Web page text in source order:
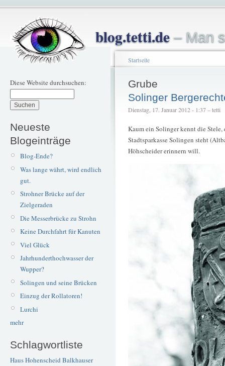
blog.tetti.de– Man
Diese Website durchsuchen:
Neueste
Blogeinträge
Blog-Ende?
Was lange währt, wird endlich
gut.
Strohner Brücke auf der
Zielgeraden
Die Messerbrücke zu Strohn
Keine Durchfahrt für Kanuten
Viel Glück
Jahrhunderthochwasser der
Wupper?
Solingen und seine Brücken
Einzug der Rollatoren!
Lurchi
mehr
Schlagwortliste
Haus Hohenscheid Balkhauser
Startseite
Grube
Solinger
Dienstag, 17. Januar 2012 - 1:37 – tetti
Kaum ein Solinger kennt die
Stadtsparkasse Solingen steht
Höhscheider erinnern will.